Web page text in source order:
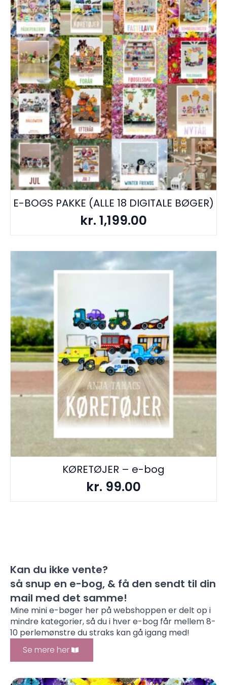
E-BOGS PAKKE (ALLE 18 DIGITALE BØGER)
kr. 1,199.00
KØRETØJER – e-bog
kr. 99.00
Kan du ikke vente?
så snup en e-bog, & få den sendt til din
mail med det samme!
Mine mini e-bøger her på webshoppen er delt op i
mindre kategorier, så du i hver e-bog får mellem 8-
10 perlemønstre du straks kan gå igang med!
Se mere her